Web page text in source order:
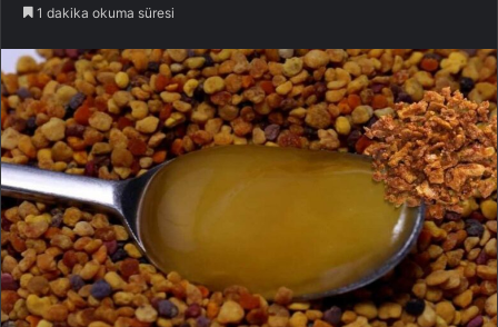
1 dakika okuma süresi